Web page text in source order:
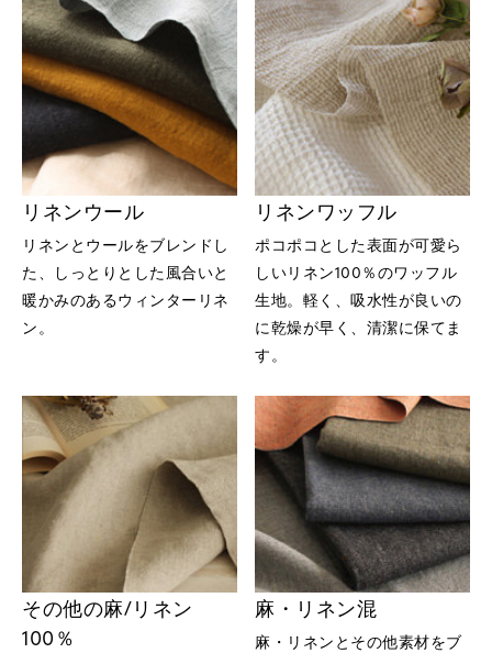
リネンウール
リネンとウールをブレンドし
た、しっとりとした風合いと
暖かみのあるウィンターリネ
ン。
リネンワッフル
ポコポコとした表面が可愛ら
しいリネン100％のワッフル
生地。軽く、吸水性が良いの
に乾燥が早く、清潔に保てま
す。
その他の麻/リネン
100％
麻・リネン混
麻・リネンとその他素材をブ